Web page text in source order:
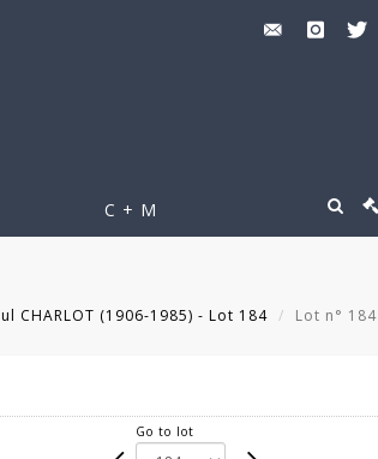
C + M
CHARLOT (1906-1985) - Lot 184 Lot n° 184
Go to lot